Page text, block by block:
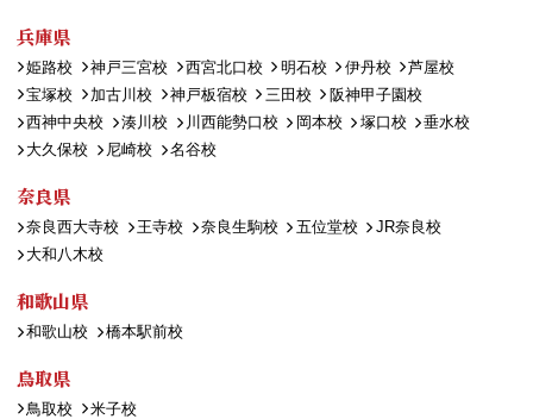
兵庫県
姫路校 神戸三宮校 西宮北口校 明石校 伊丹校
芦屋校
宝塚校
加古川校 神戸板宿校 三田校
阪神甲子園校
西神中央校
湊川校 川西能勢口校 岡本校 塚口校
垂水校
大久保校
尼崎校 名谷校
奈良県
奈良西大寺校 王寺校 奈良生駒校 五位堂校
JR奈良校
大和八木校
和歌山県
和歌山校 橋本駅前校
鳥取県
鳥取校 米子校